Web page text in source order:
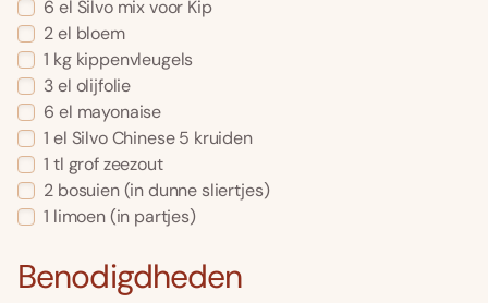
6 el Silvo mix voor Kip
2el bloem
1 kg kippenvleugels
3el olijfolie
6 el mayonaise
1 el Silvo Chinese 5 kruiden
1 tl grof zeezout
2 bosuien(in dunne sliertjes)
1 limoen(in partjes)
Benodigdheden